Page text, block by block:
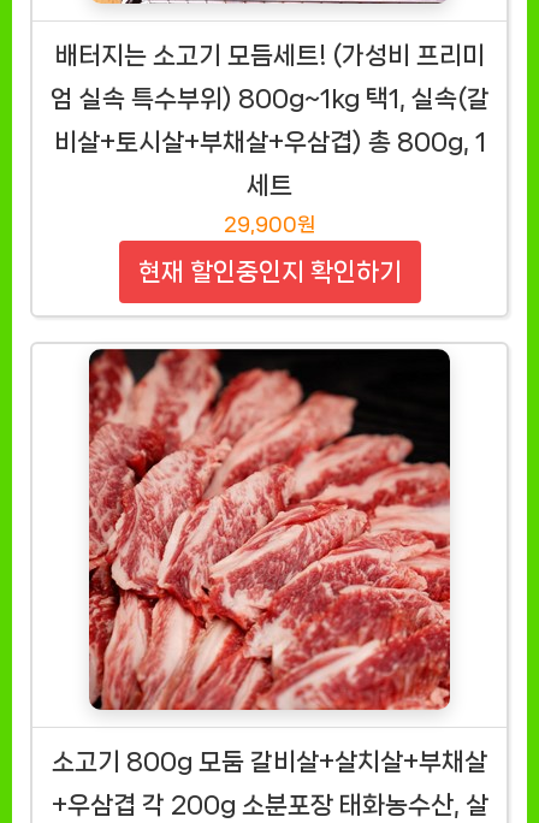
배터지는 소고기 모듬세트! (가성비 프리미
엄 실속 특수부위) 800g~1kg 택1, 실속(갈
비살+토시살+부채살+우삼겹) 총 800g, 1
세트
29,900원
현재 할인중인지 확인하기
소고기 800g 모둠 갈비살+살치살+부채살
+우삼겹 각 200g 소분포장 태화농수산, 살